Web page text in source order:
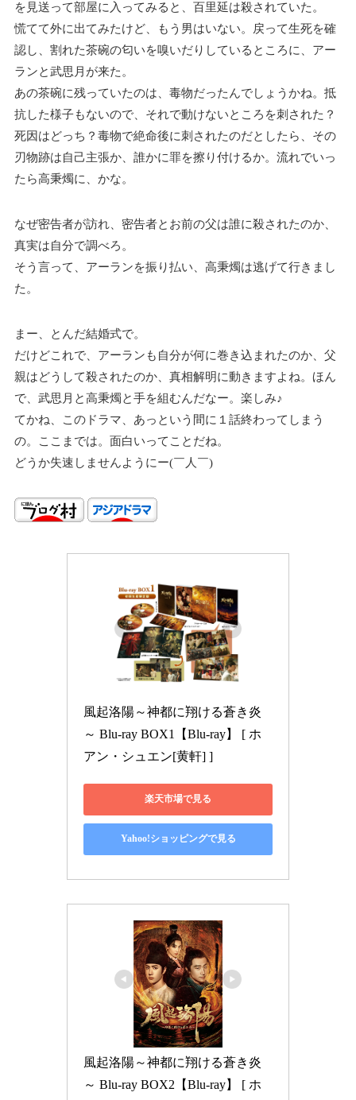
を見送って部屋に入ってみると、百里延は殺されていた。
慌てて外に出てみたけど、もう男はいない。戻って生死を確
認し、割れた茶碗の匂いを嗅いだりしているところに、アー
ランと武思月が来た。
あの茶碗に残っていたのは、毒物だったんでしょうかね。抵
抗した様子もないので、それで動けないところを刺された？
死因はどっち？毒物で絶命後に刺されたのだとしたら、その
刃物跡は自己主張か、誰かに罪を擦り付けるか。流れでいっ
たら高秉燭に、かな。
なぜ密告者が訪れ、密告者とお前の父は誰に殺されたのか、
真実は自分で調べろ。
そう言って、アーランを振り払い、高秉燭は逃げて行きまし
た。
まー、とんだ結婚式で。
だけどこれで、アーランも自分が何に巻き込まれたのか、父
親はどうして殺されたのか、真相解明に動きますよね。ほん
で、武思月と高秉燭と手を組むんだなー。楽しみ♪
てかね、このドラマ、あっという間に１話終わってしまう
の。ここまでは。面白いってことだね。
どうか失速しませんようにー(￣人￣)
風起洛陽～神都に翔ける蒼き炎
～ Blu-ray BOX1【Blu-ray】 [ ホ
アン・シュエン[黄軒] ]
楽天市場で見る
Yahoo!ショッピングで見る
風起洛陽～神都に翔ける蒼き炎
～ Blu-ray BOX2【Blu-ray】 [ ホ